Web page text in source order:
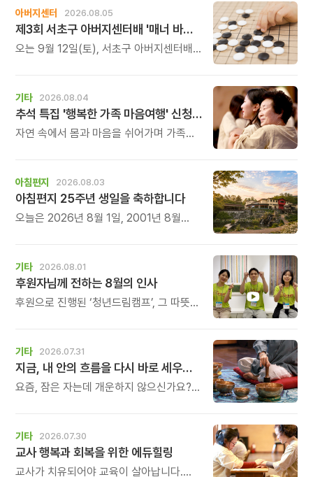
아버지센터 2026.08.05
제3회 서초구 아버지센터배 '매너 바둑왕' 대회
오는 9월 12일(토), 서초구 아버지센터배
기타 2026.08.04
추석 특집 '행복한 가족 마음여행' 신청 안내
자연 속에서 몸과 마음을 쉬어가며 가족의
아침편지 2026.08.03
아침편지 25주년 생일을 축하합니다
오늘은 2026년 8월 1일, 2001년 8월
기타 2026.08.01
후원자님께 전하는 8월의 인사
후원으로 진행된 ‘청년드림캠프’, 그 따뜻한
기타 2026.07.31
지금, 내 안의 흐름을 다시 바로 세우고 싶다면
요즘, 잠은 자는데 개운하지 않으신가요?
쉬어도 회복되지 않는 건 몸이 아니라
‘에너지의 흐름’이 흐트러졌기 때문입니다.
기타 2026.07.30
교사 행복과 회복을 위한 에듀힐링
교사가 치유되어야 교육이 살아납니다.